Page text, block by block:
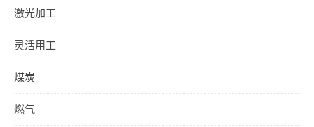
激光加工
灵活用工
煤炭
燃气